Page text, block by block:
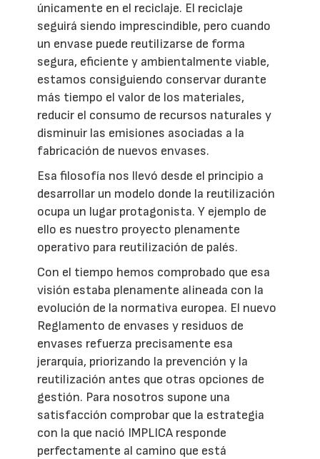
únicamente en el reciclaje. El reciclaje
seguirá siendo imprescindible, pero cuando
un envase puede reutilizarse de forma
segura, eficiente y ambientalmente viable,
estamos consiguiendo conservar durante
más tiempo el valor de los materiales,
reducir el consumo de recursos naturales y
disminuir las emisiones asociadas a la
fabricación de nuevos envases.
Esa filosofía nos llevó desde el principio a
desarrollar un modelo donde la reutilización
ocupa un lugar protagonista. Y ejemplo de
ello es nuestro proyecto plenamente
operativo para reutilización de palés.
Con el tiempo hemos comprobado que esa
visión estaba plenamente alineada con la
evolución de la normativa europea. El nuevo
Reglamento de envases y residuos de
envases refuerza precisamente esa
jerarquía, priorizando la prevención y la
reutilización antes que otras opciones de
gestión. Para nosotros supone una
satisfacción comprobar que la estrategia
con la que nació IMPLICA responde
perfectamente al camino que está